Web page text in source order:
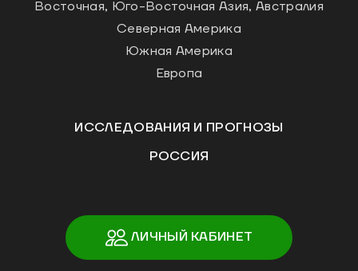
Восточная, Юго-Восточная Азия, Австралия
Северная Америка
Южная Америка
Европа
ИССЛЕДОВАНИЯ И ПРОГНОЗЫ
РОССИЯ
ЛИЧНЫЙ КАБИНЕТ